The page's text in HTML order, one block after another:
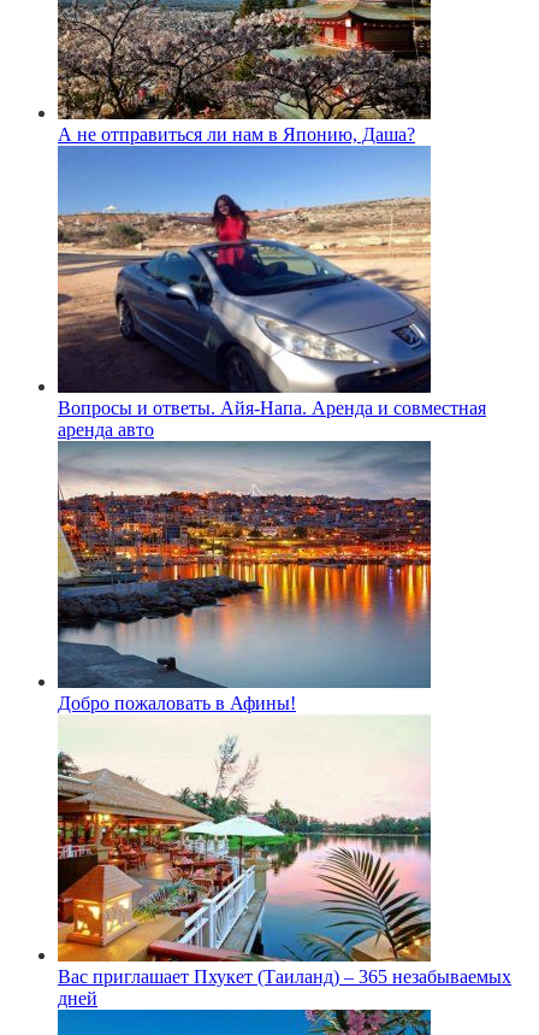
А не отправиться ли нам в Японию, Даша?
Вопросы и ответы. Айя-Напа. Аренда и совместная
аренда авто
Добро пожаловать в Афины!
Вас приглашает Пхукет (Таиланд) – 365 незабываемых
дней